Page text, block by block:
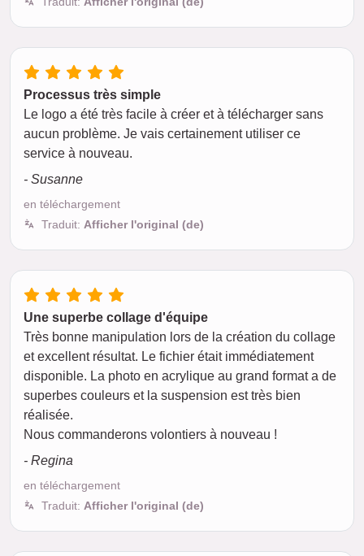
Processus très simple
Le logo a été très facile à créer et à télécharger sans
aucun problème. Je vais certainement utiliser ce
service à nouveau.
- Susanne
en téléchargement
Traduit: Afficher l'original (de)
Une superbe collage d'équipe
Très bonne manipulation lors de la création du collage
et excellent résultat. Le fichier était immédiatement
disponible. La photo en acrylique au grand format a de
superbes couleurs et la suspension est très bien
réalisée.
Nous commanderons volontiers à nouveau !
- Regina
en téléchargement
Traduit: Afficher l'original (de)